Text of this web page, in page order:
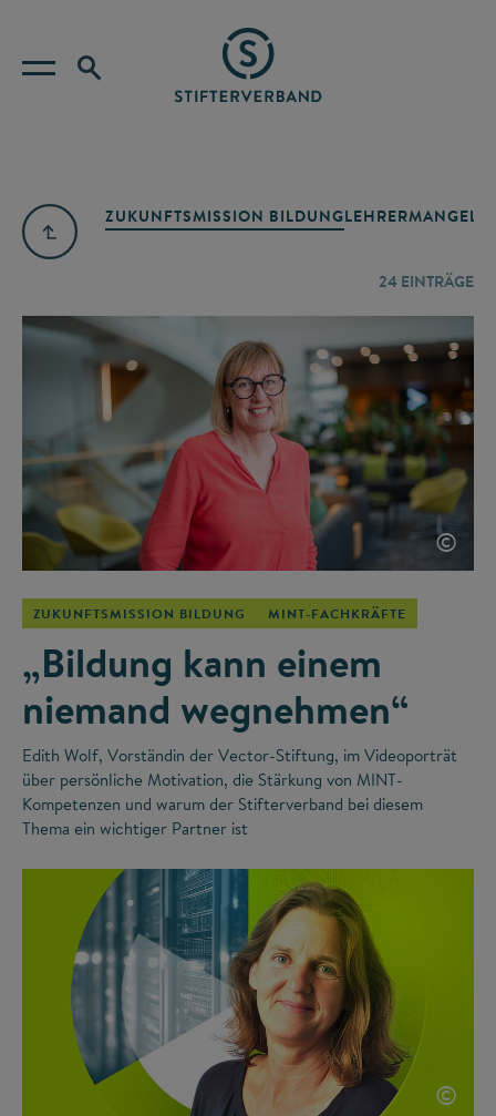
ZUKUNFTSMISSION BILDUNGLEHRERMANGEL
24 EINTRÄGE
©
ZUKUNFTSMISSION BILDUNG MINT-FACHKRÄFTE
„Bildung kann einem
niemand wegnehmen“
Edith Wolf, Vorständin der Vector-Stiftung, im Videoporträt
über persönliche Motivation, die Stärkung von MINT-
Kompetenzen und warum der Stifterverband bei diesem
Thema ein wichtiger Partner ist
©